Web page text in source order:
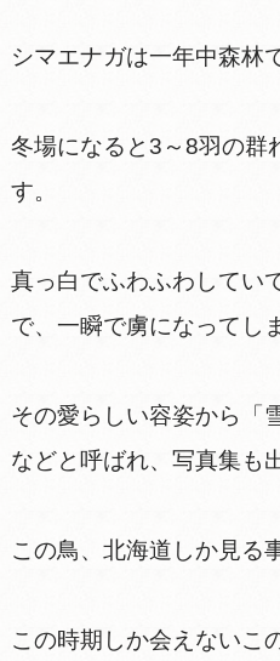
シマエナガは一年中森林
冬場になると3～8羽の群
す。
真っ白でふわふわしてい
で、一瞬で虜になってし
その愛らしい容姿から「
などと呼ばれ、写真集も
この鳥、北海道しか見る
この時期しか会えないこ